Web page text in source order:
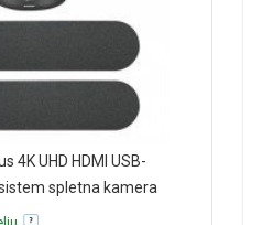
4K UHD HDMI USB-
spletna kamera